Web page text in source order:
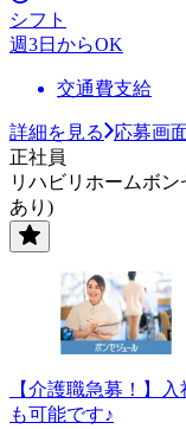
シフト
週3日からOK
交通費支給
詳細を見る
応募画
正社員
リハビリホームボ
あり)
【介護職急募！】
も可能です♪